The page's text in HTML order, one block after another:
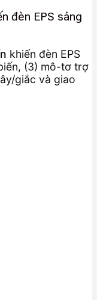
đèn EPS sáng
khiến đèn EPS
(3) mô-tơ trợ
giắc và giao